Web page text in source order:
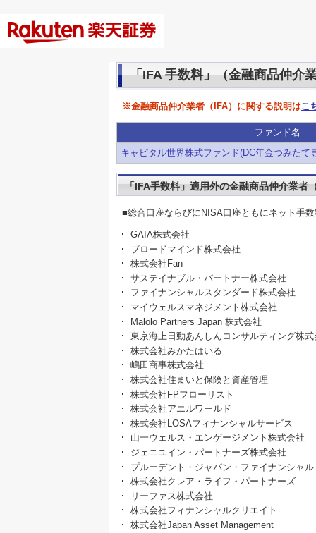
「IFA 手数料」（金融商品仲介
※金融商品仲介業者（IFA）に関する説明はこ
ファンド名
キャピタル世界株式ファンド(DC年金つみたて
「IFA手数料」適用外の金融商品仲介業者
■総合口座ならびにNISA口座ともにネット手
GAIA株式会社
ブロードマインド株式会社
株式会社Fan
サステイナブル・パートナー株式会社
ファイナンシャルスタンダード株式会社
マイウェルスマネジメント株式会社
Malolo Partners Japan 株式会社
東京海上日動あんしんコンサルティング株式
株式会社みかたはいる
嶋田商事株式会社
株式会社住まいと保険と資産管理
株式会社FPフローリスト
株式会社アエルワールド
株式会社LOSAフィナンシャルサービス
山一ウェルス・エンゲージメント株式会社
ジェニユイン・パートナーズ株式会社
プルーデント・ジャパン・ファイナンシャ
株式会社クレア・ライフ・パートナーズ
リーファス株式会社
株式会社フィナンシャルクリエイト
株式会社Japan Asset Management